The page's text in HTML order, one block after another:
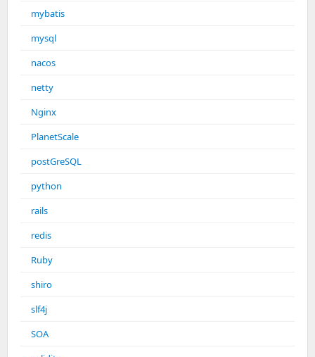
mybatis
mysql
nacos
netty
Nginx
PlanetScale
postGreSQL
python
rails
redis
Ruby
shiro
slf4j
SOA